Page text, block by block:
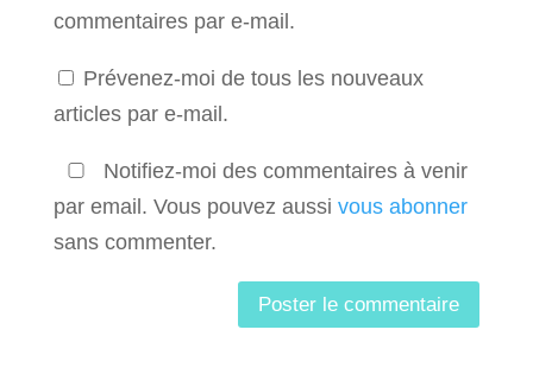
commentaires par e-mail.
Prévenez-moi de tous les nouveaux
articles par e-mail.
Notifiez-moi des commentaires à venir
par email. Vous pouvez aussi vous abonner
sans commenter.